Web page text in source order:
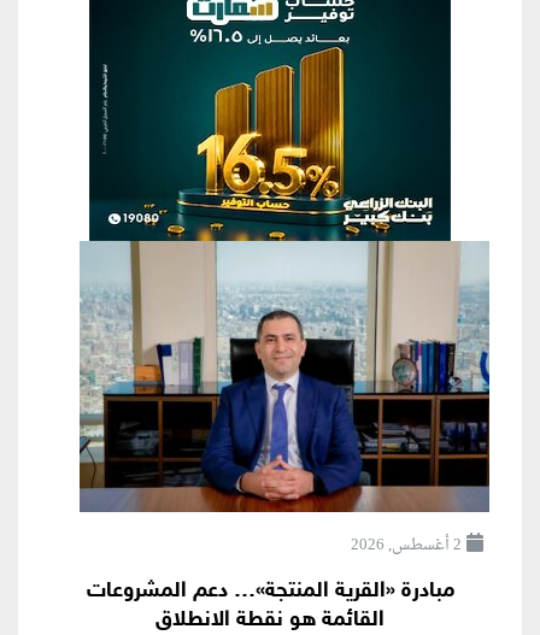
2 أغسطس, 2026
مبادرة «القرية المنتجة»… دعم المشروعات
القائمة هو نقطة الانطلاق